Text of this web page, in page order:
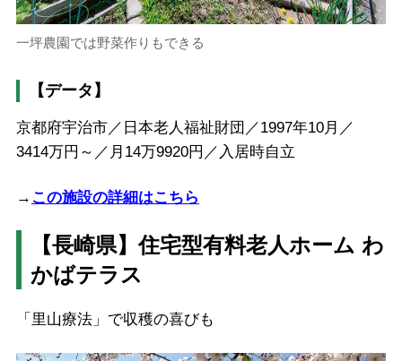
一坪農園では野菜作りもできる
【データ】
京都府宇治市／日本老人福祉財団／1997年10月／
3414万円～／月14万9920円／入居時自立
→ この施設の詳細はこちら
【長崎県】住宅型有料老人ホーム わ
かばテラス
「里山療法」で収穫の喜びも